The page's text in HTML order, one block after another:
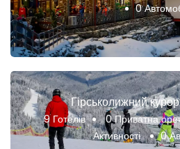
0
Гірськолижний
9 Готелів 0 Приватна
Активності
0